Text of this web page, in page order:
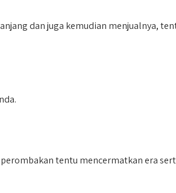
dan juga kemudian menjualnya,
tentu mencermatkan era